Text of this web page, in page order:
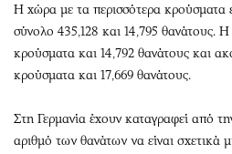
Η χώρα με τα περισσότερα κρούσματα
σύνολο 435,128 και 14,795 θανάτους.
κρούσματα και 14,792 θανάτους και
κρούσματα και 17,669 θανάτους.
Στη Γερμανία έχουν καταγραφεί από
αριθμό των θανάτων να είναι σχετικά